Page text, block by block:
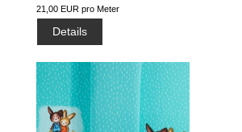
21,00 EUR pro Meter
Details